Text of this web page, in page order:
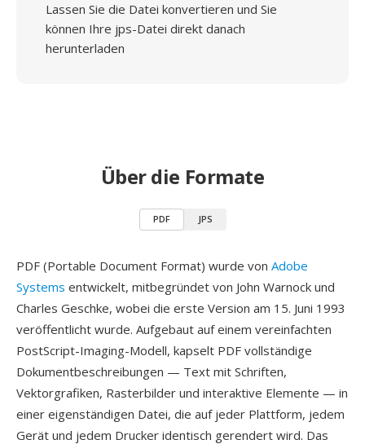
Lassen Sie die Datei konvertieren und Sie
können Ihre jps-Datei direkt danach
herunterladen
Über die Formate
PDF JPS
PDF (Portable Document Format) wurde von Adobe
Systems entwickelt, mitbegründet von John Warnock und
Charles Geschke, wobei die erste Version am 15. Juni 1993
veröffentlicht wurde. Aufgebaut auf einem vereinfachten
PostScript-Imaging-Modell, kapselt PDF vollständige
Dokumentbeschreibungen — Text mit Schriften,
Vektorgrafiken, Rasterbilder und interaktive Elemente — in
einer eigenständigen Datei, die auf jeder Plattform, jedem
Gerät und jedem Drucker identisch gerendert wird. Das